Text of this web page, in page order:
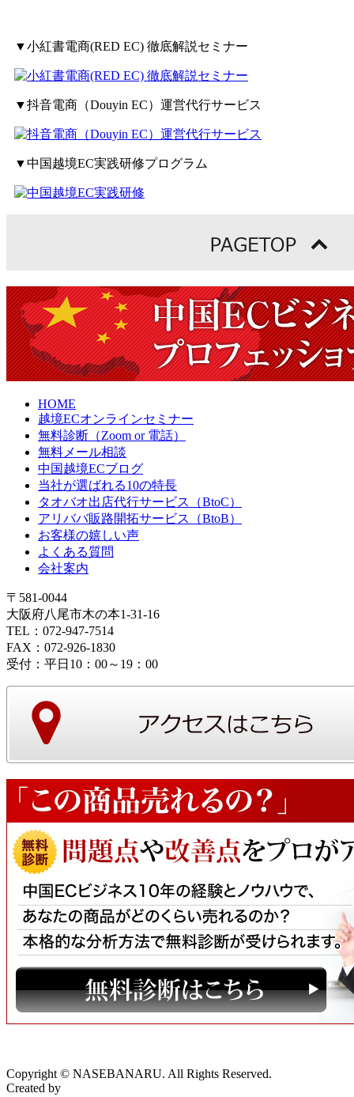
▼小紅書電商(RED EC) 徹底解説セミナー
▼抖音電商（Douyin EC）運営代行サービス
▼中国越境EC実践研修プログラム
HOME
越境ECオンラインセミナー
無料診断（Zoom or 電話）
無料メール相談
中国越境ECブログ
当社が選ばれる10の特長
タオバオ出店代行サービス（BtoC）
アリババ販路開拓サービス（BtoB）
お客様の嬉しい声
よくある質問
会社案内
〒581-0044
大阪府八尾市木の本1-31-16
TEL：072-947-7514
FAX：072-926-1830
受付：平日10：00～19：00
Copyright © NASEBANARU. All Rights Reserved.
Created by